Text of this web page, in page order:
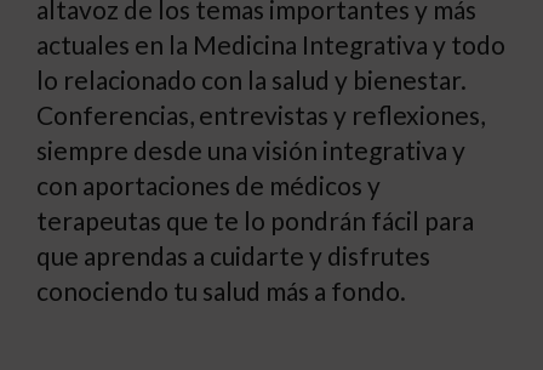
altavoz de los temas importantes y más
actuales en la Medicina Integrativa y todo
lo relacionado con la salud y bienestar.
Conferencias, entrevistas y reflexiones,
siempre desde una visión integrativa y
con aportaciones de médicos y
terapeutas que te lo pondrán fácil para
que aprendas a cuidarte y disfrutes
conociendo tu salud más a fondo.